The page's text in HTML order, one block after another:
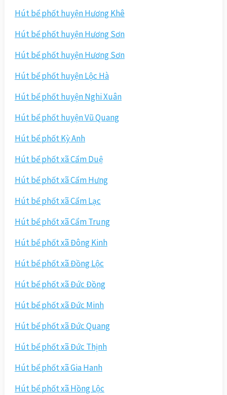
Hút bể phốt huyện Hương Khê
Hút bể phốt huyện Hương Sơn
Hút bể phốt huyện Hương Sơn
Hút bể phốt huyện Lộc Hà
Hút bể phốt huyện Nghi Xuân
Hút bể phốt huyện Vũ Quang
Hút bể phốt Kỳ Anh
Hút bể phốt xã Cẩm Duệ
Hút bể phốt xã Cẩm Hưng
Hút bể phốt xã Cẩm Lạc
Hút bể phốt xã Cẩm Trung
Hút bể phốt xã Đông Kinh
Hút bể phốt xã Đồng Lộc
Hút bể phốt xã Đức Đồng
Hút bể phốt xã Đức Minh
Hút bể phốt xã Đức Quang
Hút bể phốt xã Đức Thịnh
Hút bể phốt xã Gia Hanh
Hút bể phốt xã Hồng Lộc